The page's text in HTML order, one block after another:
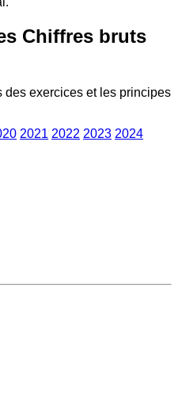
Chiffres bruts
des exercices et les principes
2021 2022 2023 2024